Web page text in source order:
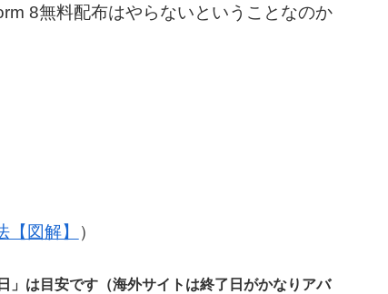
8無料配布はやらないということなのか
図解】 ）
」は目安です（海外サイトは終了日がかなりアバ